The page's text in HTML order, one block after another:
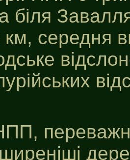
біля
км, середня